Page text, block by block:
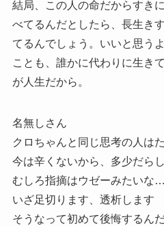
結局、この人の命だからすき
べてるんだとしたら、長生き
てるんでしょう。いいと思う
ことも、誰かに代わりに生き
が人生だから。
名無しさん
クロちゃんと同じ思考の人は
今は辛くないから、多少だら
むしろ指摘はウゼーみたい
いざ足切ります、透析します
そうなって初めて後悔するん